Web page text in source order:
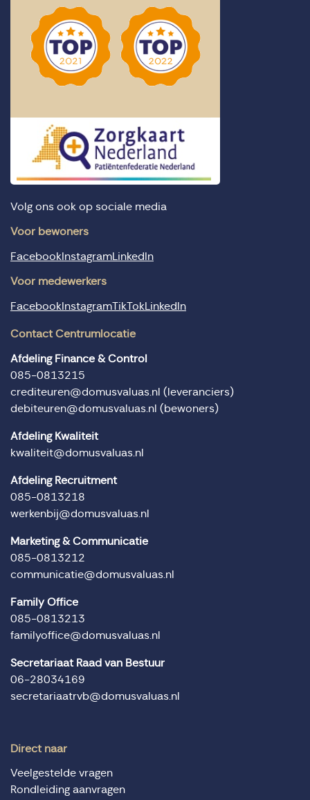
Volg ons ook op sociale media
Voor bewoners
Facebook InstagramLinkedIn
Voor medewerkers
Facebook InstagramTikTokLinkedIn
Contact Centrumlocatie
Afdeling Finance & Control
085-0813215
crediteuren@domusvaluas.nl (leveranciers)
debiteuren@domusvaluas.nl (bewoners)
Afdeling Kwaliteit
kwaliteit@domusvaluas.nl
Afdeling Recruitment
085-0813218
werkenbij@domusvaluas.nl
Marketing & Communicatie
085-0813212
communicatie@domusvaluas.nl
Family Office
085-0813213
familyoffice@domusvaluas.nl
Secretariaat Raad van Bestuur
06-28034169
secretariaatrvb@domusvaluas.nl
Direct naar
Veelgestelde vragen
Rondleiding aanvragen